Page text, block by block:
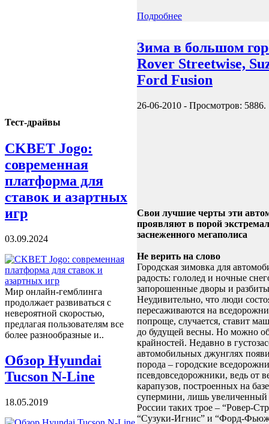
Тест-драйвы
CKBET Jogo:
современная
платформа для
ставок и азартных
игр
03.09.2024
Мир онлайн-гемблинга
продолжает развиваться с
невероятной скоростью,
предлагая пользователям все
более разнообразные и..
Обзор Hyundai
Tucson N-Line
18.05.2019
Подробнее
Зима в большом
Rover Streetwise,
Ford Fusion
26-06-2010 - Просмотров: 5886.
Свои лучшие черты эти
проявляют в порой
заснеженного мегаполиса
Не верить на слово
Городская зимовка для
радость: гололед и ночные
запорошенные дворы и
Неудивительно, что люди
пересаживаются на
попроще, случается, ставит
до будущей весны. Но можно
крайностей. Недавно в
автомобильных джунглях
порода – городские
псевдовседорожники, ведь от
карапузов, построенных на
супермини, лишь
России таких трое – “Ровер-
“Сузуки-Игнис” и “Форд-